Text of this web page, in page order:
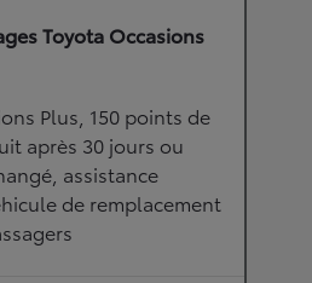
Toyota Occasions
Plus, 150 points de
après 30 jours ou
assistance
de remplacement